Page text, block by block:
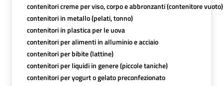
contenitori creme per viso, corpo e abbronzanti (contenitore vuoto)
contenitori in metallo (pelati, tonno)
contenitori in plastica per le uova
contenitori per alimenti in alluminio e acciaio
contenitori per bibite (lattine)
contenitori per liquidi in genere (piccole taniche)
contenitori per yogurt o gelato preconfezionato